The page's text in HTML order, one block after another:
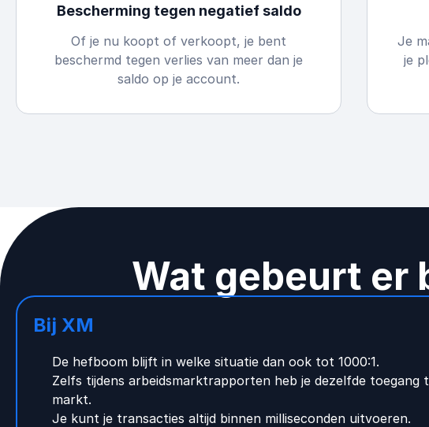
Bescherming tegen negatief saldo
Of je nu koopt of verkoopt, je bent
beschermd tegen verlies van meer dan je
saldo op je account.
Je
je
Wat gebeurt er
Bij XM
De hefboom blijft in welke situatie dan ook tot 1000:1.
Zelfs tijdens arbeidsmarktrapporten heb je dezelfde toegang
markt.
Je kunt je transacties altijd binnen milliseconden uitvoeren.